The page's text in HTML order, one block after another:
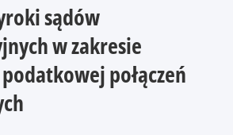
sądów
w zakresie
połączeń